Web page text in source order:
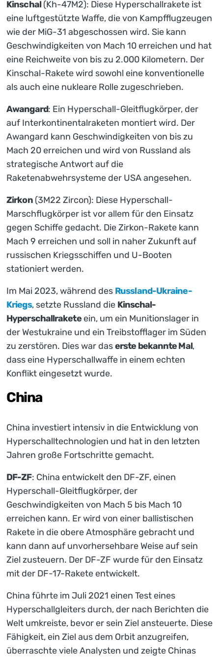
Kinschal(Kh-47M2): Diese Hyperschallrakete ist
eine luftgestützte Waffe, die von Kampfflugzeugen
wie der MiG-31 abgeschossen wird. Sie kann
Geschwindigkeiten von Mach 10 erreichen und hat
eine Reichweite von bis zu 2.000 Kilometern. Der
Kinschal-Rakete wird sowohl eine konventionelle
als auch eine nukleare Rolle zugeschrieben.
Awangard: Ein Hyperschall-Gleitflugkörper, der
auf Interkontinentalraketen montiert wird. Der
Awangard kann Geschwindigkeiten von bis zu
Mach 20 erreichen und wird von Russland als
strategische Antwort auf die
Raketenabwehrsysteme der USA angesehen.
Zirkon(3M22 Zircon): Diese Hyperschall-
Marschflugkörper ist vor allem für den Einsatz
gegen Schiffe gedacht. Die Zirkon-Rakete kann
Mach 9 erreichen und soll in naher Zukunft auf
russischen Kriegsschiffen und U-Booten
stationiert werden.
Im Mai 2023, während des Russland-Ukraine-
Kriegs, setzte Russland die Kinschal-
Hyperschallraketeein, um ein Munitionslager in
der Westukraine und ein Treibstofflager im Süden
zu zerstören. Dies war daserste bekannte Mal,
dass eine Hyperschallwaffe in einem echten
Konflikt eingesetzt wurde.
China
China investiert intensiv in die Entwicklung von
Hyperschalltechnologien und hat in den letzten
Jahren große Fortschritte gemacht.
DF-ZF: China entwickelt den DF-ZF, einen
Hyperschall-Gleitflugkörper, der
Geschwindigkeiten von Mach 5 bis Mach 10
erreichen kann. Er wird von einer ballistischen
Rakete in die obere Atmosphäre gebracht und
kann dann auf unvorhersehbare Weise auf sein
Ziel zusteuern. Der DF-ZF wurde für den Einsatz
mit der DF-17-Rakete entwickelt.
China führte im Juli 2021 einen Test eines
Hyperschallgleiters durch, der nach Berichten die
Welt umkreiste, bevor er sein Ziel ansteuerte. Diese
Fähigkeit, ein Ziel aus dem Orbit anzugreifen,
überraschte viele Analysten und zeigte Chinas